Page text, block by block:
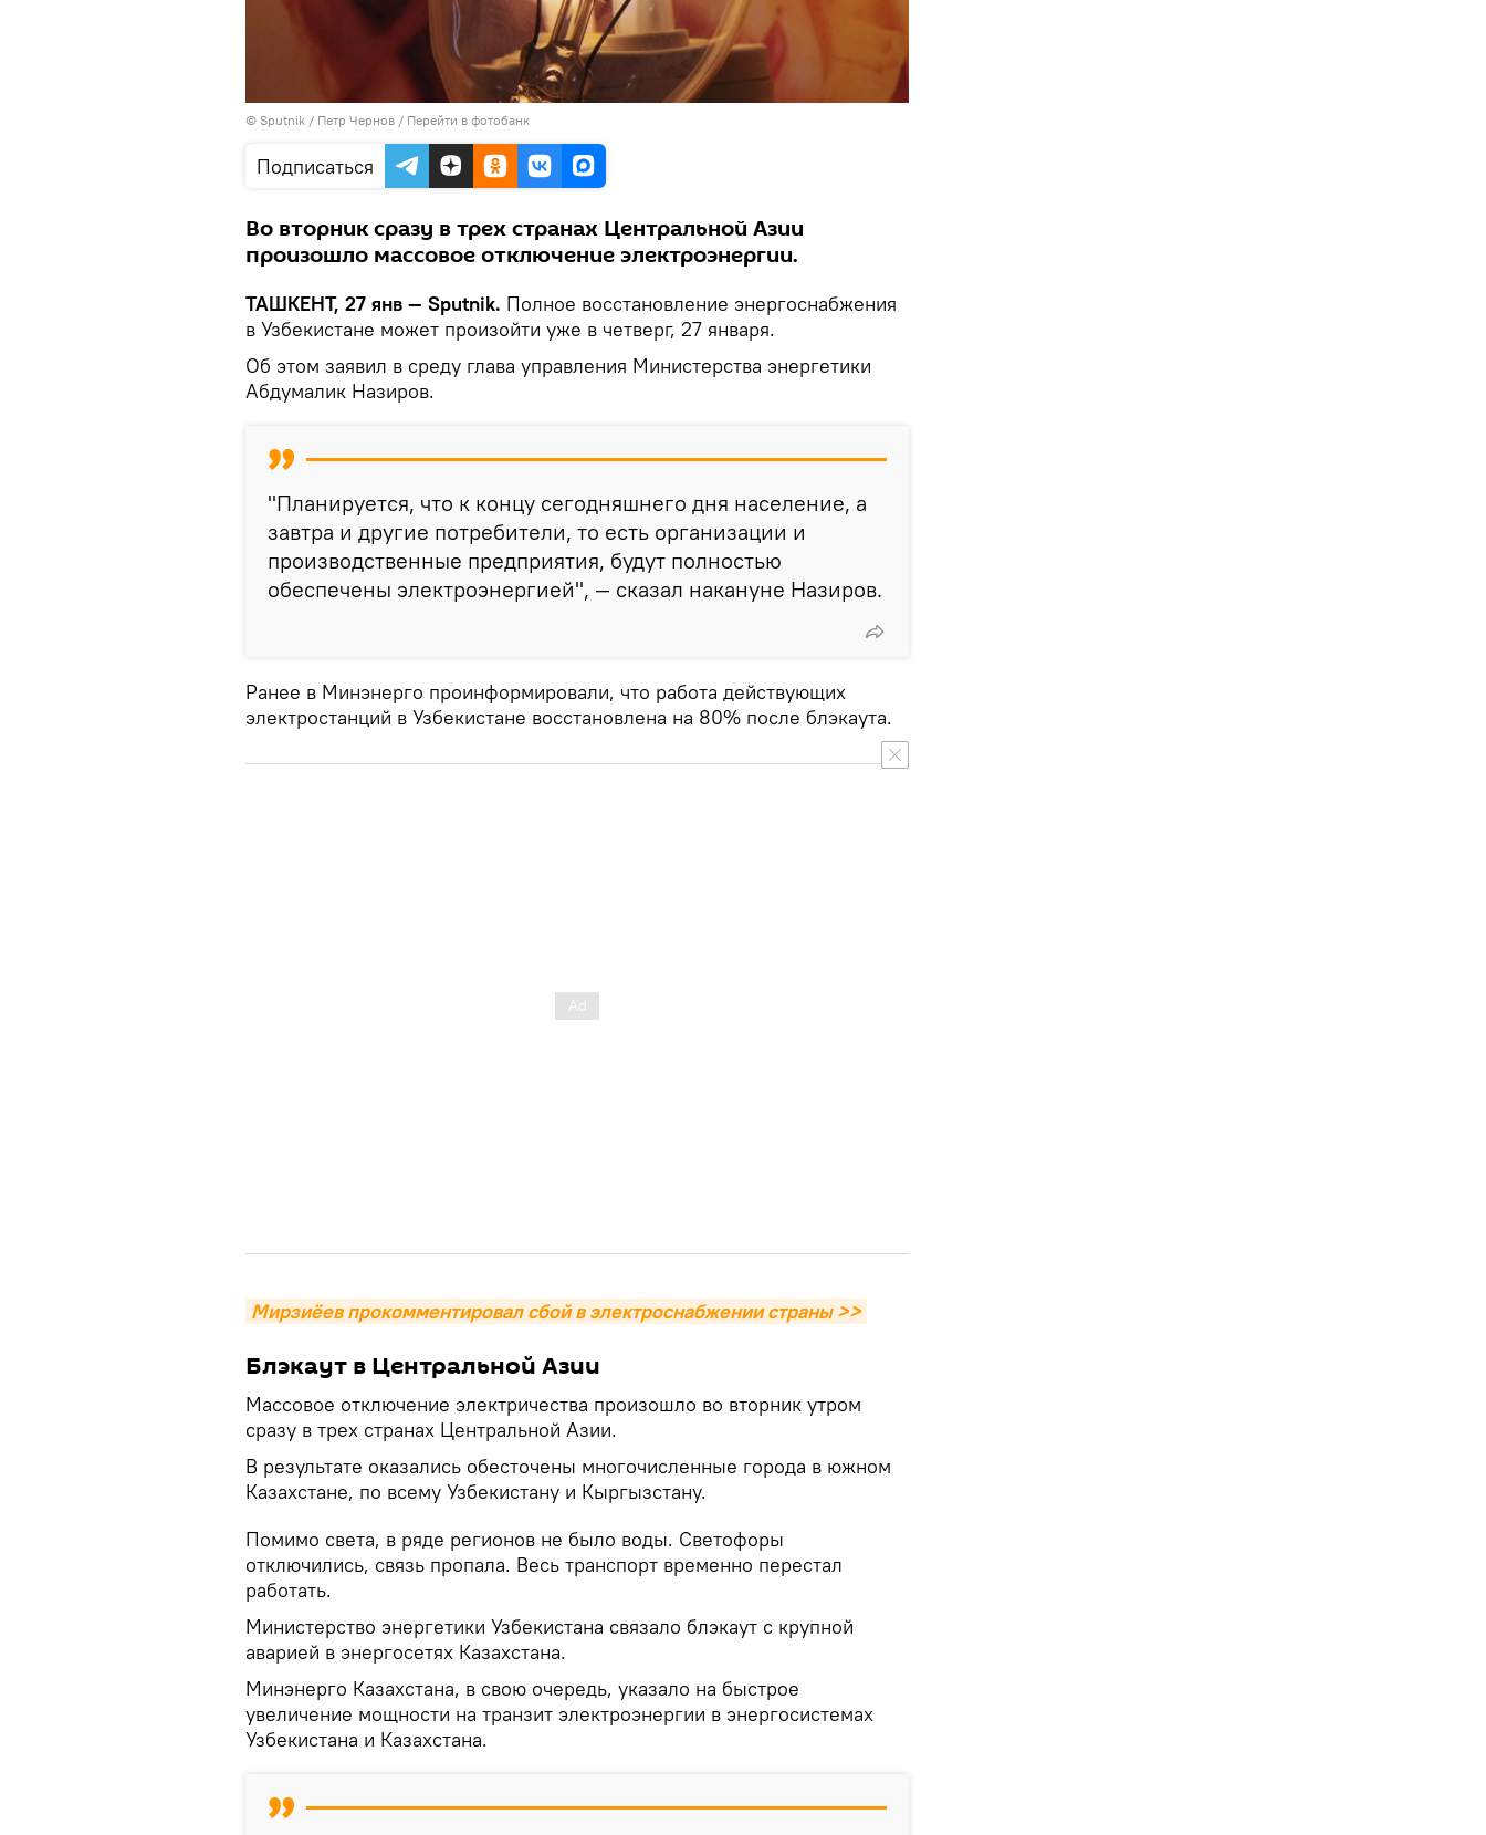
© Sputnik / Петр Чернов / Перейти в фотобанк
Подписаться
Во вторник сразу в трех странах Центральной Азии
произошло массовое отключение электроэнергии.
ТАШКЕНТ, 27 янв — Sputnik. Полное восстановление энергоснабжения
в Узбекистане может произойти уже в четверг, 27 января.
Об этом заявил в среду глава управления Министерства энергетики
Абдумалик Назиров.
"Планируется, что к концу сегодняшнего дня население, а
завтра и другие потребители, то есть организации и
производственные предприятия, будут полностью
обеспечены электроэнергией", — сказал накануне Назиров.
Ранее в Минэнерго проинформировали, что работа действующих
электростанций в Узбекистане восстановлена на 80% после блэкаута.
Мирзиёев прокомментировал сбой в электроснабжении страны >>
Блэкаут в Центральной Азии
Массовое отключение электричества произошло во вторник утром
сразу в трех странах Центральной Азии.
В результате оказались обесточены многочисленные города в южном
Казахстане, по всему Узбекистану и Кыргызстану.
Помимо света, в ряде регионов не было воды. Светофоры
отключились, связь пропала. Весь транспорт временно перестал
работать.
Министерство энергетики Узбекистана связало блэкаут с крупной
аварией в энергосетях Казахстана.
Минэнерго Казахстана, в свою очередь, указало на быстрое
увеличение мощности на транзит электроэнергии в энергосистемах
Узбекистана и Казахстана.